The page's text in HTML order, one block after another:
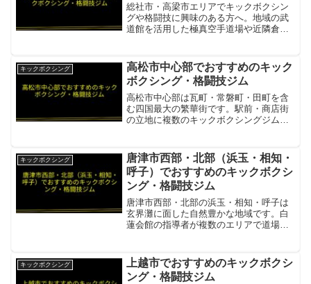
総社市・高梁市エリアでキックボクシン
グや格闘技に興味のある方へ。地域の武
道館を活用した極真空手道場や近隣倉敷
リング・サンドバッグ・ウェイト・有酸
素・シャワー・サウナ完...
キックボクシング
高松市中心部でおすすめのキック
ボクシング・格闘技ジム
高松市中心部は瓦町・常磐町・田町を含
む四国最大の繁華街です。駅前・商店街
の立地に複数のキックボクシングジムが
スジム）瓦町駅から徒歩1分の超好立地。
2022年3月...
キックボクシング
唐津市西部・北部（浜玉・相知・
呼子）でおすすめのキックボクシ
ング・格闘技ジム
唐津市西部・北部の浜玉・相知・呼子は
玄界灘に面した自然豊かな地域です。白
蓮会館の指導者が複数のエリアで道場を
藤道場 北波多道場現役世界チャンピオン
が直接指導するフルコ...
キックボクシング
上越市でおすすめのキックボクシ
ング・格闘技ジム